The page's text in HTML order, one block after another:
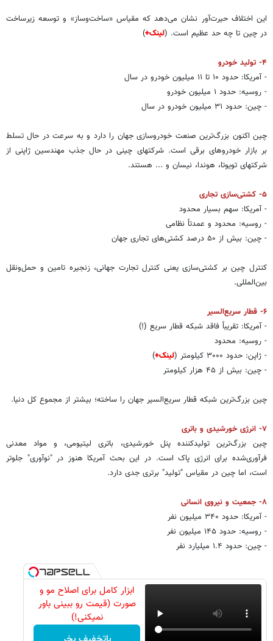
این اختلاف حیرت‌آور نشان می‌دهد که مقیاس «ساخت‌وساز» و توسعه زیرساخت
در چین تا چه حد عظیم است. (لینک+)
۴- تولید خودرو
- آمریکا: حدود ۱۰ تا ۱۱ میلیون خودرو در سال
- روسیه: حدود ۱ میلیون خودرو
- چین: حدود ۳۱ میلیون خودرو در سال
چین اکنون بزرگ‌ترین صنعت خودروسازی جهان را دارد و به سرعت در حال تسلط
بر بازار خودروهای برقی است. شرکتهای چینی در حال جذب مهندسین ژاپنی از
شرکتهای تویوتا، هوندا، نیسان و ... هستند.
۵- کشتی‌سازی تجاری
- آمریکا: سهم بسیار محدود
- روسیه: محدود و عمدتاً نظامی
- چین: بیش از ۵۰ درصد کشتی‌های تجاری جهان
کنترل چین بر کشتی‌سازی یعنی کنترل تجارت جهانی، زنجیره تامین و حمل‌ونقل
بین‌المللی.
۶- قطار سریع‌السیر
- آمریکا: تقریباً فاقد شبکه قطار سریع (!)
- روسیه: محدود
- ژاپن: حدود ۳۰۰۰ کیلومتر (
لینک+)
- چین: بیش از ۴۵ هزار کیلومتر
چین بزرگ‌ترین شبکه قطار سریع‌السیر جهان را ساخته؛ بیشتر از مجموع کل دنیا.
۷- انرژی خورشیدی و باتری
چین بزرگ‌ترین تولیدکننده پنل خورشیدی، باتری لیتیومی، و مواد معدنی
فرآوری‌شده برای انرژی پاک است. در این بحث آمریکا هنوز در "نوآوری" جلوتر
است، اما چین در مقیاس "تولید" برتری جدی دارد.
۸- جمعیت و نیروی انسانی
- آمریکا: حدود ۳۴۰ میلیون نفر
- روسیه: حدود ۱۴۵ میلیون نفر
- چین: حدود ۱.۴ میلیارد نفر
ابزار کامل برای اصلاح مو و
صورت (قیمت رو ببینی باور
نمیکنی!)